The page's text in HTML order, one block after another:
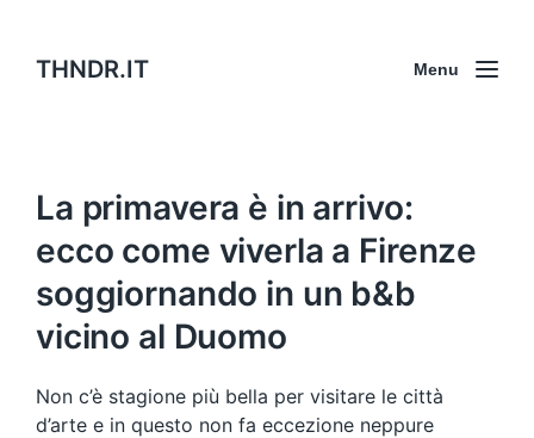
THNDR.IT Menu
La primavera è in arrivo:
ecco come viverla a Firenze
soggiornando in un b&b
vicino al Duomo
Non c’è stagione più bella per visitare le città
d’arte e in questo non fa eccezione neppure